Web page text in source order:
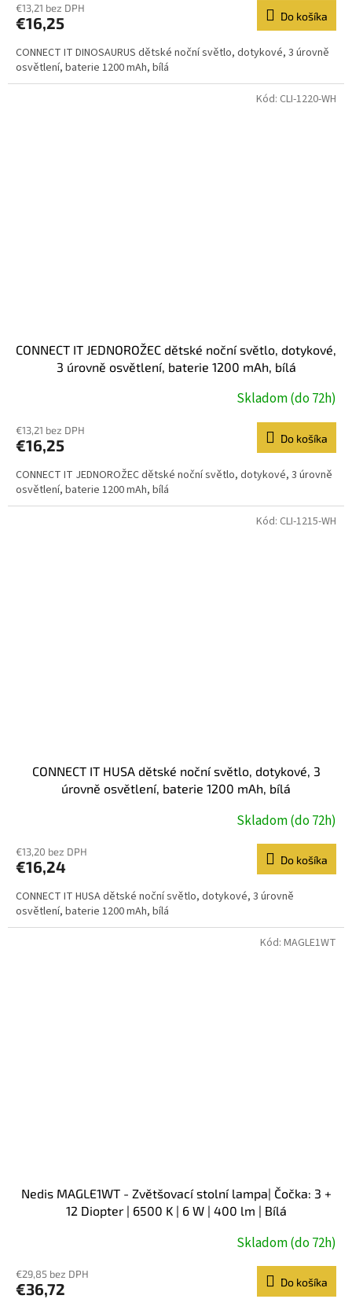
€13,21 bez DPH
€16,25 Do košíka
CONNECT IT DINOSAURUS dětské noční světlo, dotykové, 3 úrovně
osvětlení, baterie 1200 mAh, bílá
CONNECT IT JEDNOROŽEC dětské noční světlo, dotykové,
3 úrovně osvětlení, baterie 1200 mAh, bílá
Skladom (do 72h)
€13,21 bez DPH
€16,25 Do košíka
CONNECT IT JEDNOROŽEC dětské noční světlo, dotykové, 3 úrovně
osvětlení, baterie 1200 mAh, bílá
Kód: CLI-1220-WH
CONNECT IT HUSA dětské noční světlo, dotykové, 3
úrovně osvětlení, baterie 1200 mAh, bílá
Skladom (do 72h)
€13,20 bez DPH
€16,24 Do košíka
CONNECT IT HUSA dětské noční světlo, dotykové, 3 úrovně
osvětlení, baterie 1200 mAh, bílá
Kód: CLI-1215-WH
Nedis MAGLE1WT - Zvětšovací stolní lampa| Čočka: 3 +
12 Diopter | 6500 K | 6 W | 400 lm | Bílá
Skladom (do 72h)
€29,85 bez DPH
€36,72 Do košíka
Kód: MAGLE1WT